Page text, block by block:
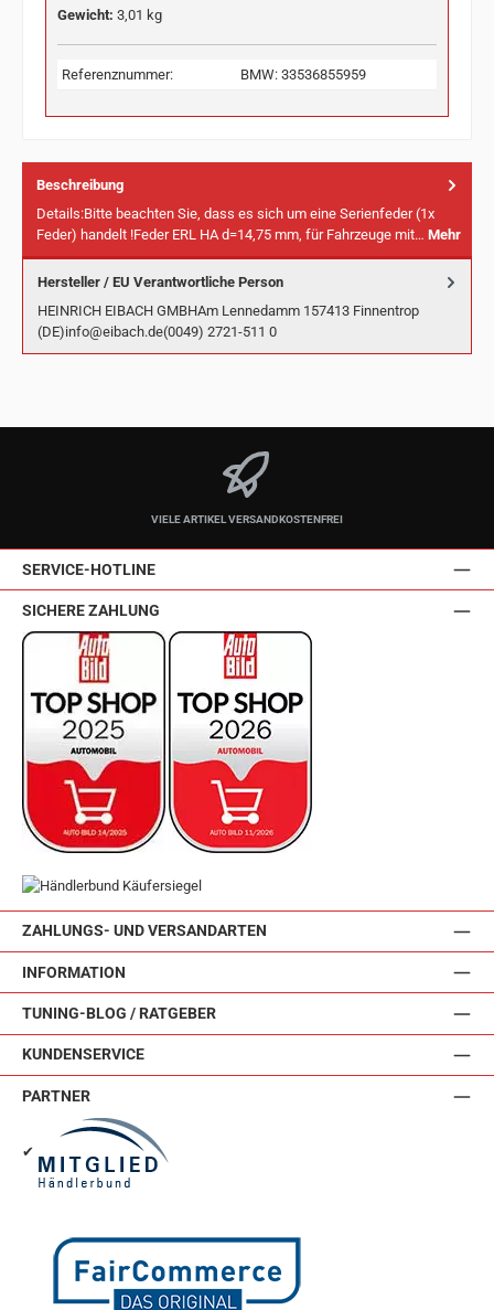
Gewicht: 3,01 kg
Referenznummer: BMW: 33536855959
Beschreibung
Details:Bitte beachten Sie, dass es sich um eine Serienfeder (1x
Feder) handelt !Feder ERL HA d=14,75 mm, für Fahrzeuge mit… Mehr
Hersteller / EU Verantwortliche Person
HEINRICH EIBACH GMBHAm Lennedamm 157413 Finnentrop
(DE)info@eibach.de(0049) 2721-511 0
VIELE ARTIKEL VERSANDKOSTENFREI
SERVICE-HOTLINE
ZAHLUNGS- UND VERSANDARTEN
INFORMATION
TUNING-BLOG / RATGEBER
KUNDENSERVICE
SICHERE ZAHLUNG
PARTNER
✔